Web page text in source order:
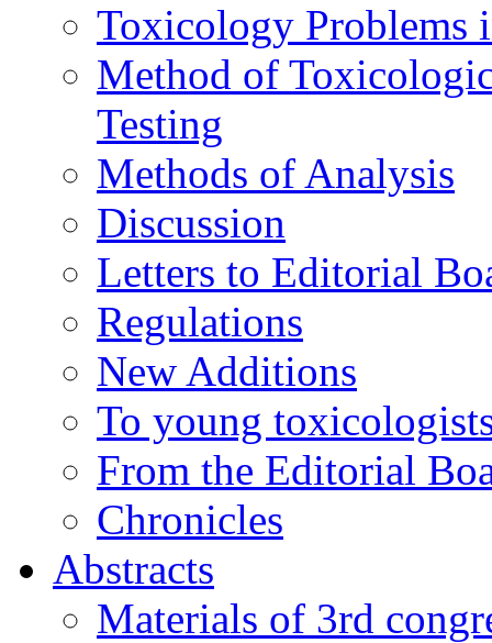
Toxicology Problems
Method of
Testing
Methods of Analysis
Discussion
Letters to Editorial
Regulations
New Additions
To young
From the Editorial
Chronicles
Abstracts
Materials of 3rd